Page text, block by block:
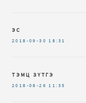
ЭС
2018-09-30 18:31
ТЭМЦ ЗҮТГЭ
2018-08-26 11:35